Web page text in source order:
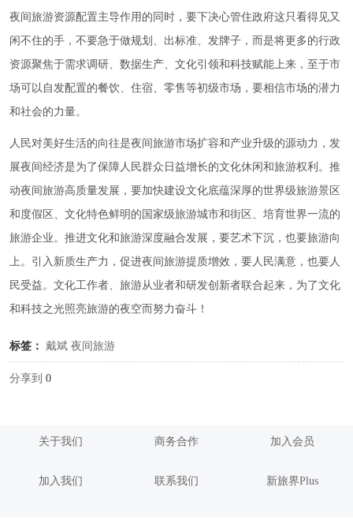
夜间旅游资源配置主导作用的同时，要下决心管住政府这只看得见又
闲不住的手，不要急于做规划、出标准、发牌子，而是将更多的行政
资源聚焦于需求调研、数据生产、文化引领和科技赋能上来，至于市
场可以自发配置的餐饮、住宿、零售等初级市场，要相信市场的潜力
和社会的力量。
人民对美好生活的向往是夜间旅游市场扩容和产业升级的源动力，发
展夜间经济是为了保障人民群众日益增长的文化休闲和旅游权利。推
动夜间旅游高质量发展，要加快建设文化底蕴深厚的世界级旅游景区
和度假区、文化特色鲜明的国家级旅游城市和街区、培育世界一流的
旅游企业。推进文化和旅游深度融合发展，要艺术下沉，也要旅游向
上。引入新质生产力，促进夜间旅游提质增效，要人民满意，也要人
民受益。文化工作者、旅游从业者和研发创新者联合起来，为了文化
和科技之光照亮旅游的夜空而努力奋斗！
标签： 戴斌 夜间旅游
分享到 0
关于我们
加入我们
商务合作
联系我们
加入会员
新旅界Plus